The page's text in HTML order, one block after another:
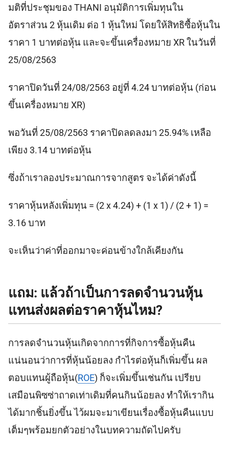
มติที่ประชุมของ THANI อนุมัติการเพิ่มทุนใน
อัตราส่วน 2 หุ้นเดิม ต่อ 1 หุ้นใหม่ โดยให้สิทธิซื้อหุ้นใน
ราคา 1 บาทต่อหุ้น และจะขึ้นเครื่องหมาย XR ในวันที่
25/08/2563
ราคาปิดวันที่ 24/08/2563 อยู่ที่ 4.24 บาทต่อหุ้น (ก่อน
ขึ้นเครื่องหมาย XR)
พอวันที่ 25/08/2563 ราคาปิดลดลงมา 25.94% เหลือ
เพียง 3.14 บาทต่อหุ้น
ซึ่งถ้าเราลองประมาณการจากสูตร จะได้ค่าดังนี้
ราคาหุ้นหลังเพิ่มทุน = (2 x 4.24) + (1 x 1) / (2 + 1) =
3.16 บาท
จะเห็นว่าค่าที่ออกมาจะค่อนข้างใกล้เคียงกัน
แถม: แล้วถ้าเป็นการลดจำนวนหุ้น
แทนส่งผลต่อราคาหุ้นไหม?
การลดจำนวนหุ้นเกิดจากการที่กิจการซื้อหุ้นคืน
แน่นอนว่าการที่หุ้นน้อยลง กำไรต่อหุ้นก็เพิ่มขึ้น ผล
ตอบแทนผู้ถือหุ้น(ROE) ก็จะเพิ่มขึ้นเช่นกัน เปรียบ
เสมือนพิซซ่าถาดเท่าเดิมที่คนกินน้อยลง ทำให้เรากิน
ได้มากชิ้นยิ่งขึ้น ไว้ผมจะมาเขียนเรื่องซื้อหุ้นคืนแบบ
เต็มๆพร้อมยกตัวอย่างในบทความถัดไปครับ